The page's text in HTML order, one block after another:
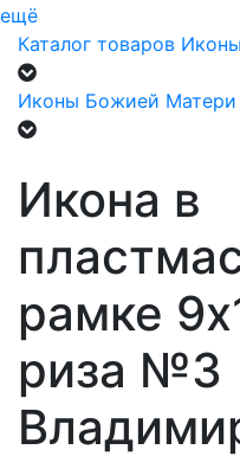
ещё
Каталог товаров Иконы
Иконы Божией Матери
Икона в
рамке
риза №3